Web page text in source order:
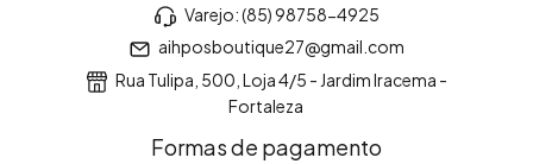
Varejo: (85) 98758-4925
aihposboutique27@gmail.com
Rua Tulipa, 500, Loja 4/5 - Jardim Iracema -
Fortaleza
Formas de pagamento